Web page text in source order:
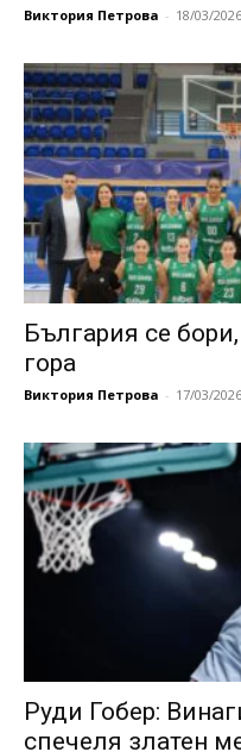
Виктория Петрова - 18/03/2026
България се
гора
Виктория Петрова - 17/03/2026
Руди Гобер:
спечеля златен